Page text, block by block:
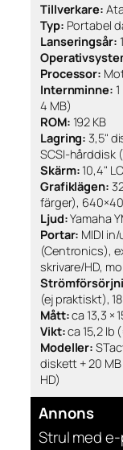
Tillverkare:
Typ: Portabel
Lanseringsår:
Processor:
Internminne:
4 MB)
ROM: 192 KB
Lagring: 3,5"
SCSI-hårddisk
Skärm: 10,4"
Grafiklägen:
färger),
Ljud:Yamaha
Portar: MIDI
(Centronics),
skrivare/HD,
(ej praktiskt),
Mått:ca 13,3 ×
Vikt:ca 15,2 lb
Modeller:
diskett + 20
HD)
Annons
Strul med